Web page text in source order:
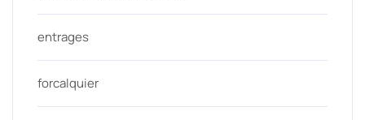
entrages
forcalquier